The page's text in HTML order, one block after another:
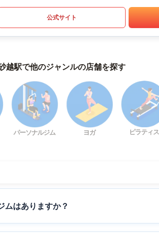
公式サイト
越駅で他のジャンルの店舗を探す
パーソナルジム ヨガ ピラティス
ムはありますか？